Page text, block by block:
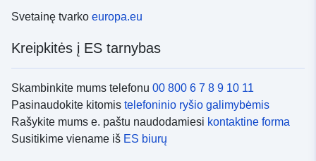
Svetainę tvarko europa.eu
Kreipkitės į ES tarnybas
Skambinkite mums telefonu 00 800 6 7 8 9 10 11
Pasinaudokite kitomis telefoninio ryšio galimybėmis
Rašykite mums e. paštu naudodamiesi kontaktine forma
Susitikime viename iš ES biurų